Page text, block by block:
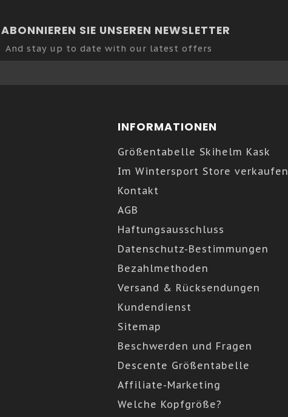
ABONNIEREN SIE UNSEREN NEWSLETTER
And stay up to date with our latest offers
INFORMATIONEN
Größentabelle Skihelm Kask
Im Wintersport Store verkaufen
Kontakt
AGB
Haftungsausschluss
Datenschutz-Bestimmungen
Bezahlmethoden
Versand & Rücksendungen
Kundendienst
Sitemap
Beschwerden und Fragen
Descente Größentabelle
Affiliate-Marketing
Welche Kopfgröße?